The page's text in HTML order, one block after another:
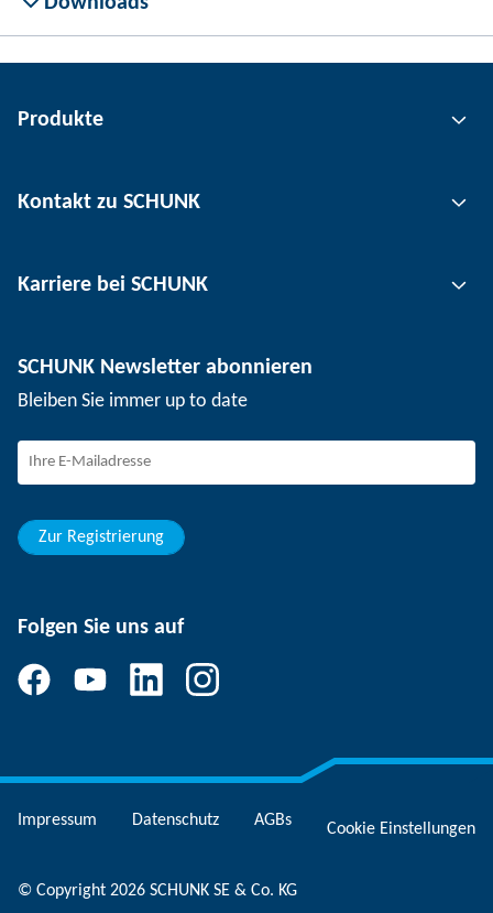
Produkte
Automatisierungstechnik
Werkstückspanntechnik
Kontakt zu SCHUNK
Standorte
Veranstaltungen
SCHUNK – Hinweisgebersystem
Karriere bei SCHUNK
Arbeiten bei SCHUNK
Berufseinsteiger
Schüler
SCHUNK Newsletter abonnieren
Bleiben Sie immer up to date
Zur Registrierung
Folgen Sie uns auf
Impressum Datenschutz AGBs Cookie Einstellungen
© Copyright 2026 SCHUNK SE & Co. KG